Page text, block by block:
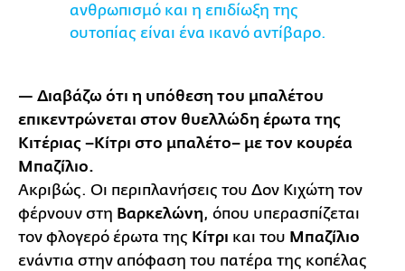
ανθρωπισμό και η επιδίωξη της
ουτοπίας είναι ένα ικανό αντίβαρο.
— Διαβάζω ότι η υπόθεση του μπαλέτου
επικεντρώνεται στον θυελλώδη έρωτα της
Κιτέριας –Κίτρι στο μπαλέτο– με τον κουρέα
Μπαζίλιο.
Ακριβώς. Οι περιπλανήσεις του Δον Κιχώτη τον
φέρνουν στη Βαρκελώνη, όπου υπερασπίζεται
τον φλογερό έρωτα της Κίτρι και του Μπαζίλιο
ενάντια στην απόφαση του πατέρα της κοπέλας